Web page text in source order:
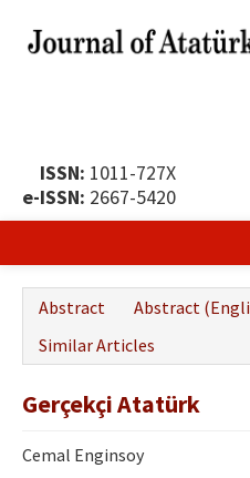
ISSN: 1011-727X
e-ISSN: 2667-5420
Publication Policy
Boards of the Journal
Publication Principles
Abstract Abstract
Similar Articles
Gerçekçi Atatürk
Cemal Enginsoy